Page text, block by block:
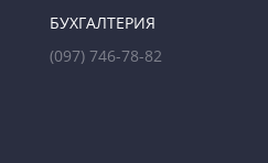
БУХГАЛТЕРИЯ
(097) 746-78-82